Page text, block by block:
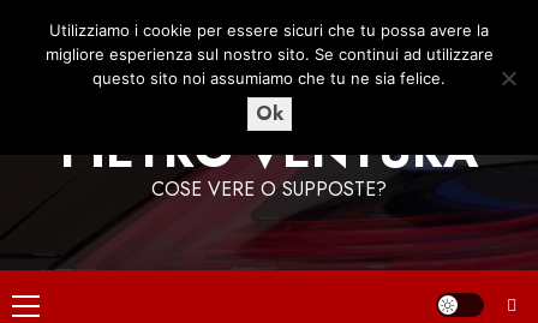
7 Agosto 202604:23:29
PIETRO VENTURA
COSE VERE O SUPPOSTE?
Menu
Utilizziamo i cookie per essere sicuri che tu possa avere la
migliore esperienza sul nostro sito. Se continui ad utilizzare
questo sito noi assumiamo che tu ne sia felice.
Ok